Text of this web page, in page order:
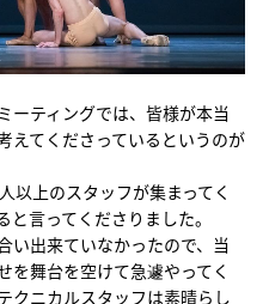
ーティングでは、皆様が本当
えてくださっているというのが
以上のスタッフが集まってく
言ってくださりました。
い出来ていなかったので、当
を舞台を空けて急遽やってく
クニカルスタッフは素晴らし